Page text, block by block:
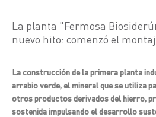
La planta "Fermosa
nuevo hito: comenzó el
La construcción de la primera planta
arrabio verde, el mineral que se utiliza
otros productos derivados del hierro,
sostenida impulsando el desarrollo